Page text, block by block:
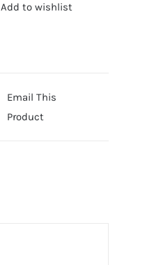
Add to wishlist
Email This
Product